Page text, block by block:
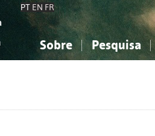
PT EN FR
Sobre Pesquisa